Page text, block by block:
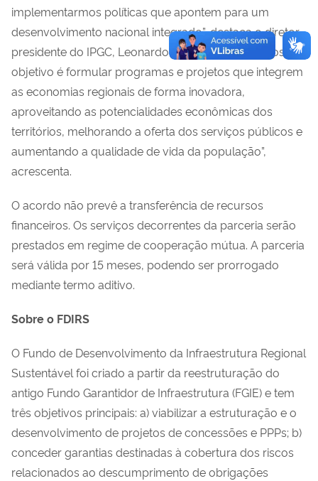
implementarmos políticas que apontem para um
desenvolvimento nacional integrado”, destaca o diretor-
presidente do IPGC, Leonardo Luís dos Santos. "Nosso
objetivo é formular programas e projetos que integrem
as economias regionais de forma inovadora,
aproveitando as potencialidades econômicas dos
territórios, melhorando a oferta dos serviços públicos e
aumentando a qualidade de vida da população”,
acrescenta.
O acordo não prevê a transferência de recursos
financeiros. Os serviços decorrentes da parceria serão
prestados em regime de cooperação mútua. A parceria
será válida por 15 meses, podendo ser prorrogado
mediante termo aditivo.
Sobre o FDIRS
O Fundo de Desenvolvimento da Infraestrutura Regional
Sustentável foi criado a partir da reestruturação do
antigo Fundo Garantidor de Infraestrutura (FGIE) e tem
três objetivos principais: a) viabilizar a estruturação e o
desenvolvimento de projetos de concessões e PPPs; b)
conceder garantias destinadas à cobertura dos riscos
relacionados ao descumprimento de obrigações